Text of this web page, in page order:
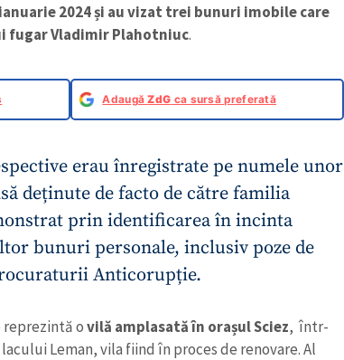
2024 și au vizat trei bunuri imobile care
fugar Vladimir Plahotniuc.
AdaugăZdG ca sursă preferată
erau înregistrate pe numele unor
deținute de facto de către familia
prin identificarea în incinta
bunuri personale, inclusiv poze de
Anticorupție.
ovilă amplasată în orașul Sciez, într-
Leman, vila fiind în proces de renovare. Al